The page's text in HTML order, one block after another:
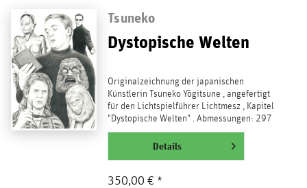
Tsuneko
Dystopische Welten
Originalzeichnung der japanischen
Künstlerin Tsuneko Yōgitsune , angefertigt
für den Lichtspielführer Lichtmesz , Kapitel
"Dystopische Welten" . Abmessungen: 297
x 420 mm, DIN...
weiterlesenDetails
350,00 € *